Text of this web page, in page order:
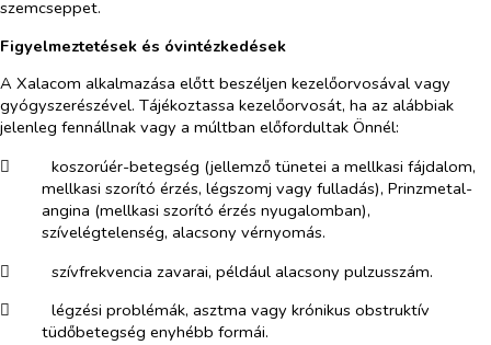
szemcseppet.
Figyelmeztetések és óvintézkedések
A Xalacom alkalmazása előtt beszéljen kezelőorvosával vagy
gyógyszerészével. Tájékoztassa kezelőorvosát, ha az alábbiak
jelenleg fennállnak vagy a múltban előfordultak Önnél:
​
koszorúér-betegség (jellemző tünetei a mellkasi fájdalom,
mellkasi szorító érzés, légszomj vagy fulladás), Prinzmetal-
angina (mellkasi szorító érzés nyugalomban),
szívelégtelenség, alacsony vérnyomás.
​
szívfrekvencia zavarai, például alacsony pulzusszám.
​
légzési problémák, asztma vagy krónikus obstruktív
tüdőbetegség enyhébb formái.